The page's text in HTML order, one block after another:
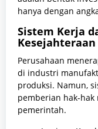
hanya dengan
Sistem Kerja
Kesejahteraan
Perusahaan
di industri
produksi. Namun,
pemberian hak-
pemerintah.